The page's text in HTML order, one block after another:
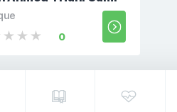
0